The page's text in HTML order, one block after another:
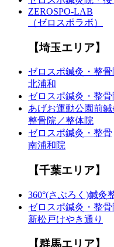
ZEROSPO-LAB
（ゼロスポラボ）
【埼玉エリア】
ゼロスポ鍼灸・整骨
北浦和
ゼロスポ鍼灸・整骨
あげお運動公園前鍼
整骨院／整体院
ゼロスポ鍼灸・整骨
南浦和院
【千葉エリア】
360°(さぶろく)鍼灸
ゼロスポ鍼灸・整骨
新松戸けやき通り
【群馬エリア】